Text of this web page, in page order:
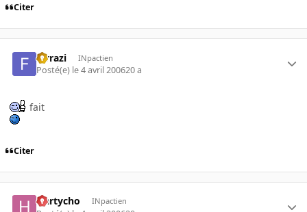
Citer
ferrazi INpactien
Posté(e) le 4 avril 200620 a
fait
Citer
Hartycho INpactien